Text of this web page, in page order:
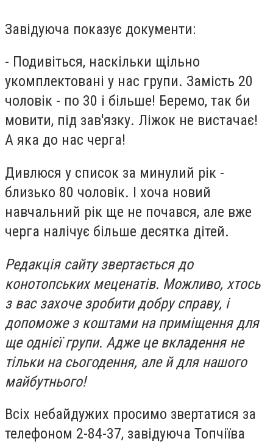
Завідуюча показує документи:
- Подивіться, наскільки щільно
укомплектовані у нас групи. Замість 20
чоловік - по 30 і більше! Беремо, так би
мовити, під зав'язку. Ліжок не вистачає!
А яка до нас черга!
Дивлюся у список за минулий рік -
близько 80 чоловік. І хоча новий
навчальний рік ще не почався, але вже
черга налічує більше десятка дітей.
Редакція сайту звертається до
конотопських меценатів. Можливо, хтось
з вас захоче зробити добру справу, і
допоможе з коштами на приміщення для
ще однієї групи. Адже це вкладення не
тільки на сьогодення, але й для нашого
майбутнього!
Всіх небайдужих просимо звертатися за
телефоном 2-84-37, завідуюча Топчіїва